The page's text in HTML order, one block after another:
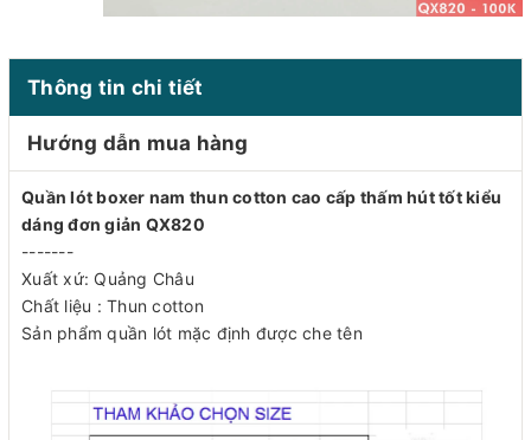
Thông tin chi tiết
Hướng dẫn mua hàng
Quần lót boxer nam thun cotton cao cấp thấm hút tốt kiểu
dáng đơn giản QX820
-------
Xuất xứ: Quảng Châu
Chất liệu : Thun cotton
Sản phẩm quần lót mặc định được che tên